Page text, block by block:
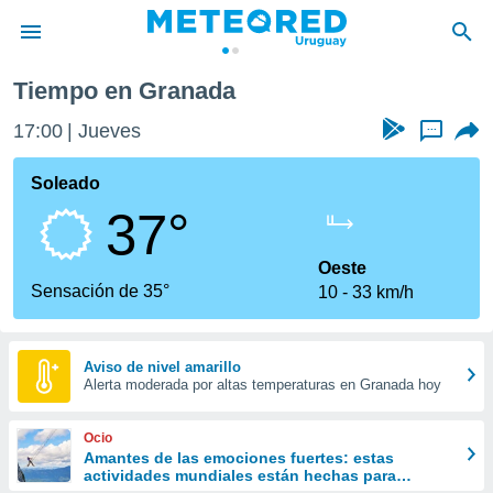
de
ha
calidad.
a este
las
y
forma
digital
basada
Tiempo en Granada
17:00 Jueves ...
Soleado
37°
Sensación de 35°
Oeste
10
33 km/h
Aviso de nivel amarillo
Alerta moderada por altas temperaturas en Granada hoy
Ocio
Amantes de las emociones fuertes: estas
actividades mundiales están hechas para